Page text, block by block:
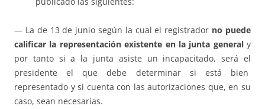
— La de 13 de junio según la cual el registrador no puede
calificar la representación existente en la junta generaly
por tanto si a la junta asiste un incapacitado, será el
presidente el que debe determinar si está bien
representado y si cuenta con las autorizaciones que, en su
caso, sean necesarias.